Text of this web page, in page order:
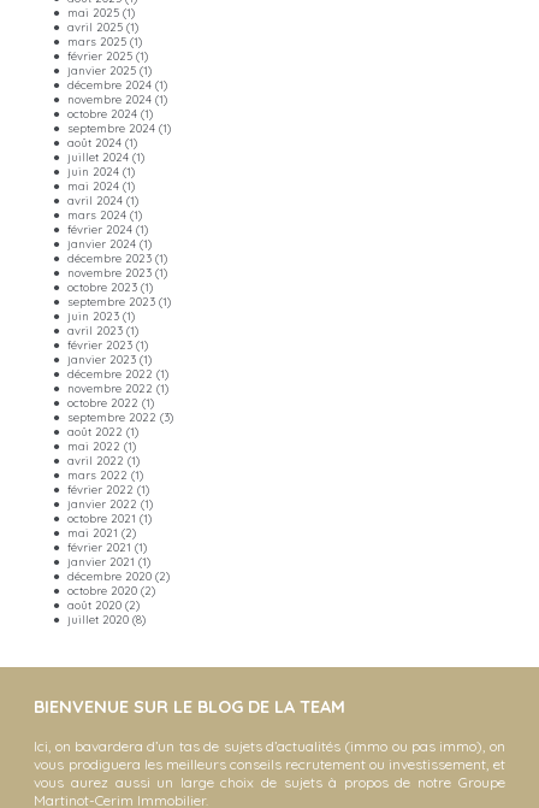
mai 2025 (1)
avril 2025 (1)
mars 2025 (1)
février 2025 (1)
janvier 2025 (1)
décembre 2024 (1)
novembre 2024 (1)
octobre 2024 (1)
septembre 2024 (1)
août 2024 (1)
juillet 2024 (1)
juin 2024 (1)
mai 2024 (1)
avril 2024 (1)
mars 2024 (1)
février 2024 (1)
janvier 2024 (1)
décembre 2023 (1)
novembre 2023 (1)
octobre 2023 (1)
septembre 2023 (1)
juin 2023 (1)
avril 2023 (1)
février 2023 (1)
janvier 2023 (1)
décembre 2022 (1)
novembre 2022 (1)
octobre 2022 (1)
septembre 2022 (3)
août 2022 (1)
mai 2022 (1)
avril 2022 (1)
mars 2022 (1)
février 2022 (1)
janvier 2022 (1)
octobre 2021 (1)
mai 2021 (2)
février 2021 (1)
janvier 2021 (1)
décembre 2020 (2)
octobre 2020 (2)
août 2020 (2)
juillet 2020 (8)
BIENVENUE SUR LE BLOG DE LA TEAM
Ici, on bavardera d’un tas de sujets d’actualités (immo ou pas immo), on
vous prodiguera les meilleurs conseils recrutement ou investissement, et
vous aurez aussi un large choix de sujets à propos de notre Groupe
Martinot-Cerim Immobilier.